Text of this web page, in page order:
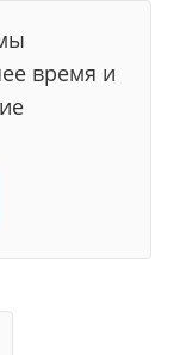
время и